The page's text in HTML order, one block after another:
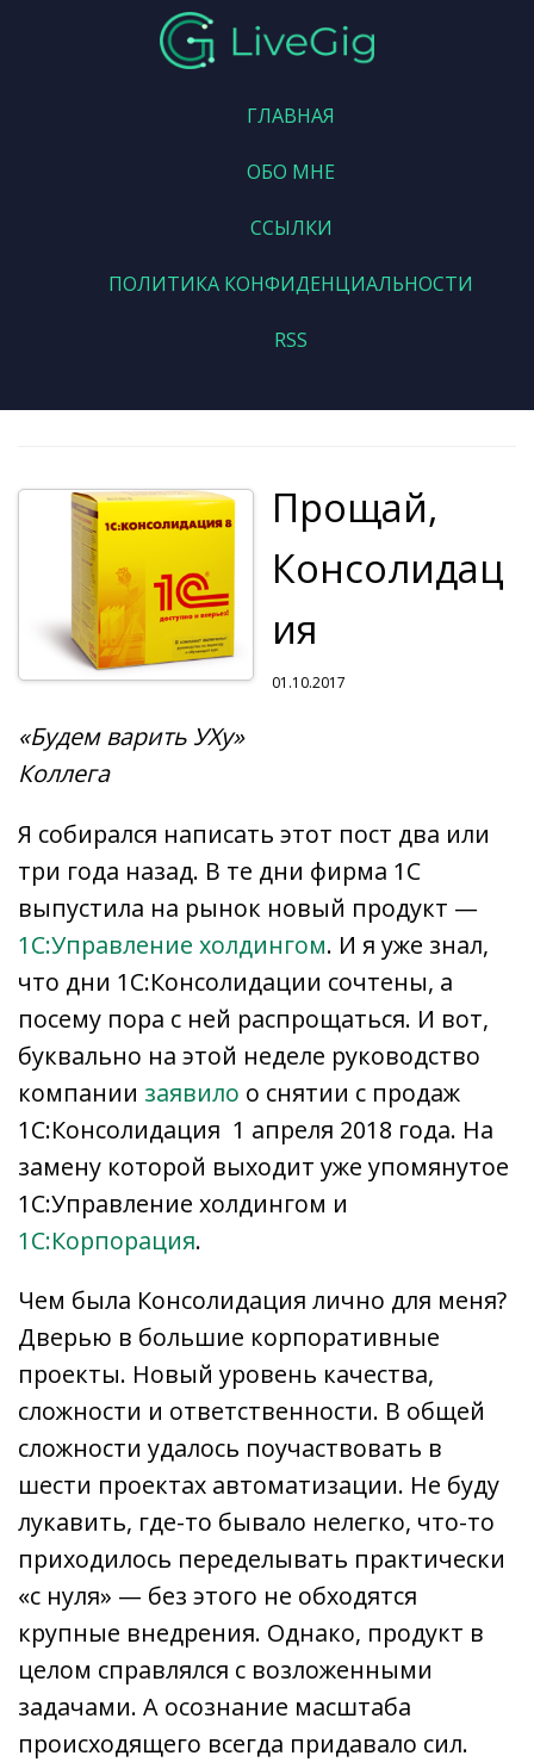
ГЛАВНАЯ
ОБО МНЕ
ССЫЛКИ
ПОЛИТИКА КОНФИДЕНЦИАЛЬНОСТИ
RSS
Прощай,
Консолидац
ия
01.10.2017
«Будем варить УХу»
Коллега
Я собирался написать этот пост два или
три года назад. В те дни фирма 1С
выпустила на рынок новый продукт —
1С:Управление холдингом. И я уже знал,
что дни 1С:Консолидации сочтены, а
посему пора с ней распрощаться. И вот,
буквально на этой неделе руководство
компании заявило о снятии с продаж
1С:Консолидация 1 апреля 2018 года. На
замену которой выходит уже упомянутое
1С:Управление холдингом и
1С:Корпорация.
Чем была Консолидация лично для меня?
Дверью в большие корпоративные
проекты. Новый уровень качества,
сложности и ответственности. В общей
сложности удалось поучаствовать в
шести проектах автоматизации. Не буду
лукавить, где-то бывало нелегко, что-то
приходилось переделывать практически
«с нуля» — без этого не обходятся
крупные внедрения. Однако, продукт в
целом справлялся с возложенными
задачами. А осознание масштаба
происходящего всегда придавало сил.